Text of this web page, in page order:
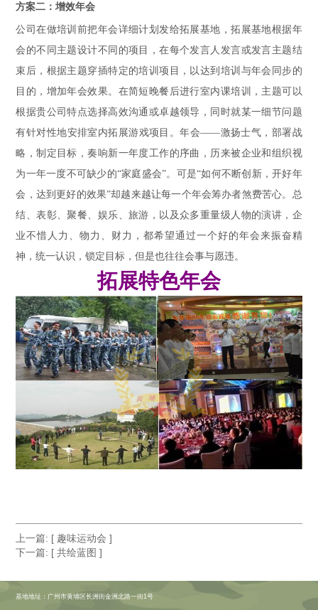
方案二：增效年会
公司在做培训前把年会详细计划发给拓展基地，拓展基地根据年
会的不同主题设计不同的项目，在每个发言人发言或发言主题结
束后，根据主题穿插特定的培训项目，以达到培训与年会同步的
目的，增加年会效果。在简短晚餐后进行室内课培训，主题可以
根据贵公司特点选择高效沟通或卓越领导，同时就某一细节问题
有针对性地安排室内拓展游戏项目。年会——激扬士气，部署战
略，制定目标，奏响新一年度工作的序曲，历来被企业和组织视
为一年一度不可缺少的“家庭盛会”。可是“如何不断创新，开好年
会，达到更好的效果”却越来越让每一个年会筹办者煞费苦心。总
结、表彰、聚餐、娱乐、旅游，以及众多重量级人物的演讲，企
业不惜人力、物力、财力，都希望通过一个好的年会来振奋精
神，统一认识，锁定目标，但是也往往会事与愿违。
拓展特色年会
上一篇: [ 趣味运动会 ]
下一篇: [ 共绘蓝图 ]
基地地址：广州市黄埔区长洲街金洲北路一街1号